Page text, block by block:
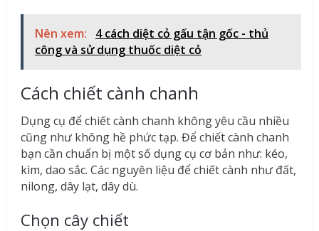
Nên xem:
4 cách diệt cỏ gấu tận gốc - thủ
công và sử dụng thuốc diệt cỏ
Cách chiết cành chanh
Dụng cụ để chiết cành chanh không yêu cầu nhiều
cũng như không hề phức tạp. Để chiết cành chanh
bạn cần chuẩn bị một số dụng cụ cơ bản như: kéo,
kìm, dao sắc. Các nguyên liệu để chiết cành như đất,
nilong, dây lạt, dây dù.
Chọn cây chiết